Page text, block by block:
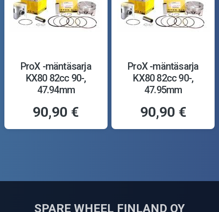
ProX -mäntäsarja
KX80 82cc 90-,
47.94mm
90,90 €
ProX -mäntäsarja
KX80 82cc 90-,
47.95mm
90,90 €
SPARE WHEEL FINLAND OY